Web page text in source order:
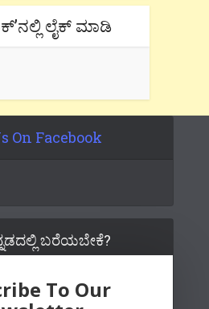
ಲೈಕ್ ಮಾಡಿ
On Facebook
ಬರೆಯಬೇಕೆ?
To Our